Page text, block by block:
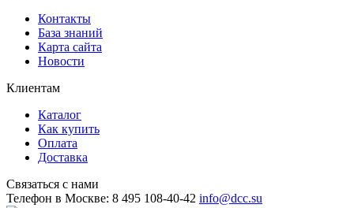
Контакты
База знаний
Карта сайта
Новости
Клиентам
Каталог
Как купить
Оплата
Доставка
Связаться с нами
Телефон в Москве: 8 495 108-40-42 info@dcc.su